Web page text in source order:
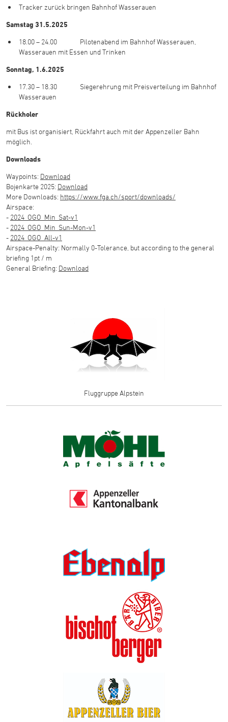
Tracker zurück bringen Bahnhof Wasserauen
Samstag 31.5.2025
18.00 – 24.00 Pilotenabend im Bahnhof Wasserauen,
Wasserauen mit Essen und Trinken
Sonntag, 1.6.2025
17.30 – 18.30 Siegerehrung mit Preisverteilung im Bahnhof
Wasserauen
Rückholer
mit Bus ist organisiert, Rückfahrt auch mit der Appenzeller Bahn
möglich.
Downloads
Waypoints: Download
Bojenkarte 2025: Download
More Downloads: https://www.fga.ch/sport/downloads/
Airspace:
- 2024_OGO_Min_Sat-v1
- 2024_OGO_Min_Sun-Mon-v1
- 2024_OGO_All-v1
Airspace-Penalty: Normally 0-Tolerance, but according to the general
briefing 1pt / m
General Briefing: Download
Fluggruppe Alpstein